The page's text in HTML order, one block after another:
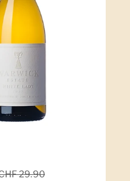
Preis
29.90